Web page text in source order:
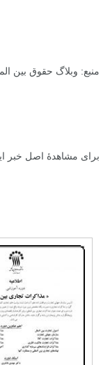
منبع: وبلاگ حقوق بین
برای مشاهدۀ اصل خبر